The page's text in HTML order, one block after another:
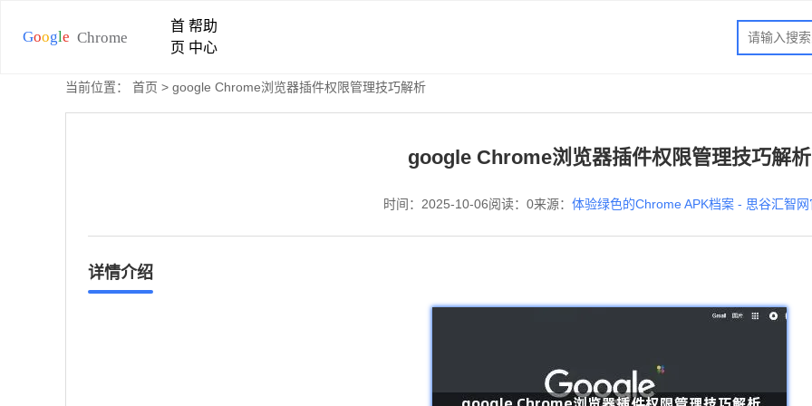
首
页
帮助
中心
当前位置： 首页 > google Chrome浏览器插件权限管理技巧解析
google Chrome浏览器插件权限管理技巧解析
时间：2025-10-06阅读：0来源： 体验绿色的Chrome APK档案 - 思谷汇智网
详情介绍